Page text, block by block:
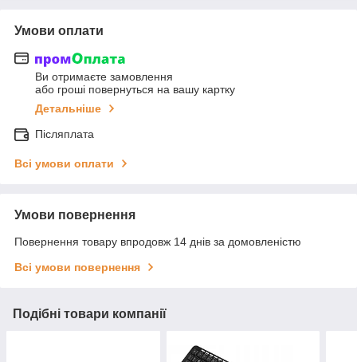
Умови оплати
Ви отримаєте замовлення
або гроші повернуться на вашу картку
Детальніше
Післяплата
Всі умови оплати
Умови повернення
Повернення товару впродовж 14 днів за домовленістю
Всі умови повернення
Подібні товари компанії